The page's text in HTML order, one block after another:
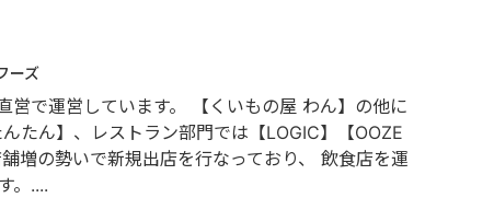
ーズ
で運営しています。 【くいもの屋 わん】の他に
たん】、レストラン部門では【LOGIC】【OOZE
増の勢いで新規出店を行なっており、 飲食店を運
。....